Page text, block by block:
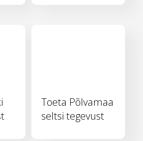
Toeta Põlvamaa
seltsi tegevust